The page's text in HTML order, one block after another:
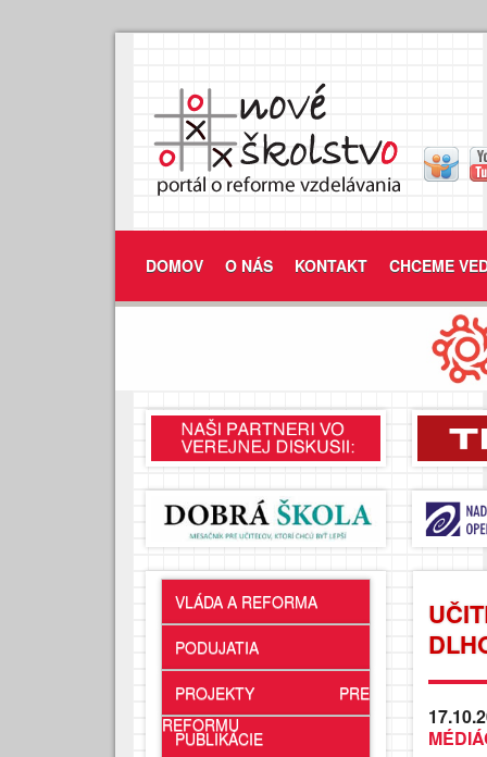
DOMOV O NÁS KONTAKT CHCEME
VLÁDA A REFORMA
PODUJATIA
PROJEKTY PRE
REFORMU
PUBLIKÁCIE